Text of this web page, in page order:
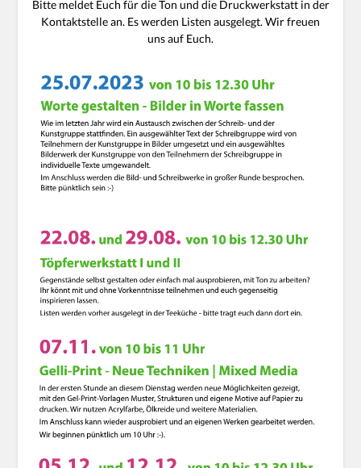
Bitte meldet Euch für die Ton und die Druckwerkstatt in der
Kontaktstelle an. Es werden Listen ausgelegt. Wir freuen
uns auf Euch.